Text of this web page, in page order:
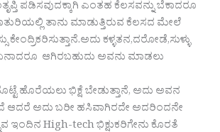
ಪಡಿಸವುದಕ್ಕಾಗಿ ಎಂತಹ ಕೆಲಸವನ್ನು ಬೆಕಾದರೂ
ತಾನು ಮಾಡುತ್ತಿರುವ ಕೆಲಸದ ಮೇಲೆ
ಕಳ್ಳತನ,ದರೋಡೆ,ಸುಳ್ಳು
ಆಗಿರಬಹುದು ಅವನು ಮಾಡಲು
ಹೊಟ್ಟೆ ಹೊರೆಯಲು ಭಿಕ್ಷೆ ಬೇಡುತ್ತಾನೆ, ಅದು ಅವನ
ಆದರೆ ಅದು ಬರೀ ಹಸಿವಾಗಿರದೇ ಅದರಿಂದನೇ
ಇಂದಿನ High-tech ಭಿಕ್ಷುಕರಿಗೇನು ಕೊರತೆ